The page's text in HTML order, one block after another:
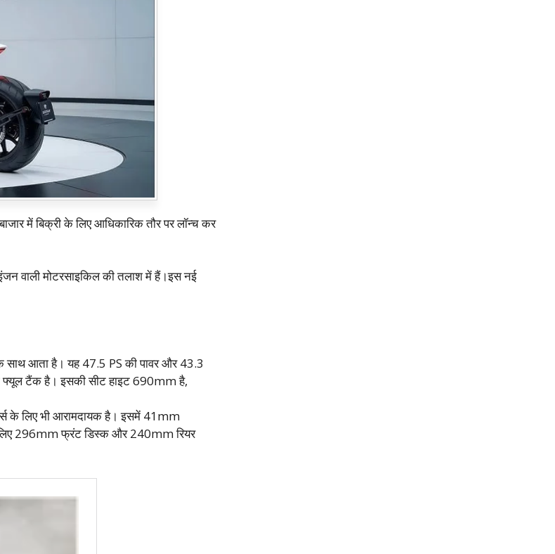
में बिक्री के लिए आधिकारिक तौर पर लॉन्च कर
वाली मोटरसाइकिल की तलाश में हैं।इस नई
साथ आता है। यह 47.5 PS की पावर और 43.3
फ्यूल टैंक है। इसकी सीट हाइट 690mm है,
लिए भी आरामदायक है। इसमें 41mm
296mm फ्रंट डिस्क और 240mm रियर